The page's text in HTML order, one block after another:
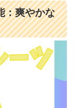
：爽やかな